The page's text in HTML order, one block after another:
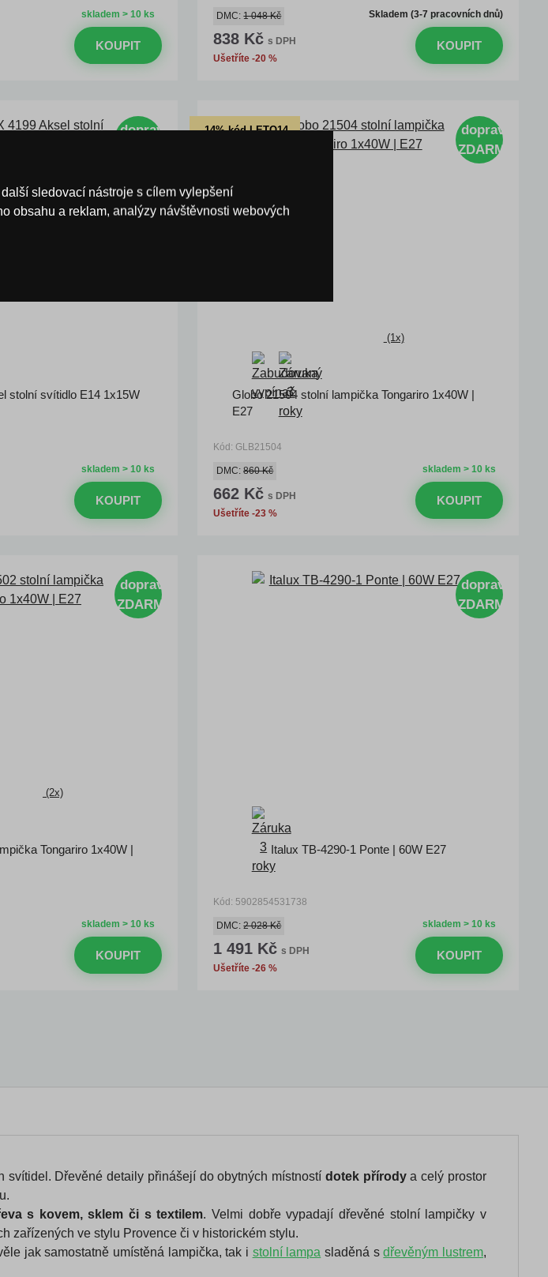
skladem > 10 ks
KOUPIT
Skladem (3-7 pracovních dnů)
DMC:1 048 Kč
838 Kč s DPH
Ušetříte -20 %
KOUPIT
doprava
stolní svítidlo E14 1x15W
skladem > 10 ks
KOUPIT
-14% kód LETO14
doprava
ZDARMA
(1x)
Globo 21504 stolní lampička Tongariro 1x40W |
E27
Kód: GLB21504
skladem > 10 ks
DMC:860 Kč
662 Kč s DPH
Ušetříte -23 %
KOUPIT
doprava
ZDARMA
(2x)
Tongariro 1x40W |
skladem > 10 ks
KOUPIT
doprava
ZDARMA
Italux TB-4290-1 Ponte | 60W E27
Kód: 5902854531738
skladem > 10 ks
DMC:2 028 Kč
1 491 Kč s DPH
Ušetříte -26 %
KOUPIT
svítidel. Dřevěné detaily přinášejí do obytných místností dotek přírodya celý prostor
s kovem, sklem či s textilem. Velmi dobře vypadají dřevěné stolní lampičky v
zařízených ve stylu Provence či v historickém stylu.
jak samostatně umístěná lampička, tak i stolní lampa sladěná sdřevěným lustrem,
sledovací nástroje s cílem vylepšení
obsahu a reklam, analýzy návštěvnosti webových